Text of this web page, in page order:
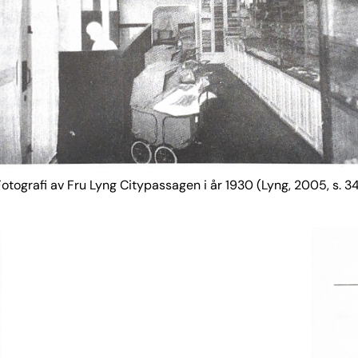
av Fru Lyng Citypassagen i år 1930 (Lyng, 2005, s.